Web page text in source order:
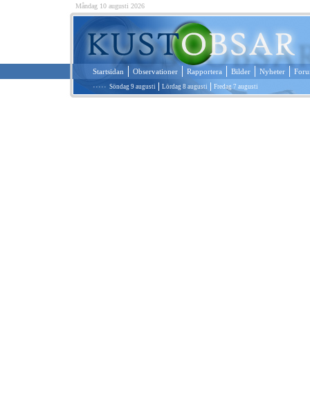
Måndag 10 augusti 2026
Startsidan Observationer Rapportera Bilder Nyheter
····· Söndag 9 augusti Lördag 8 augusti Fredag 7 augusti